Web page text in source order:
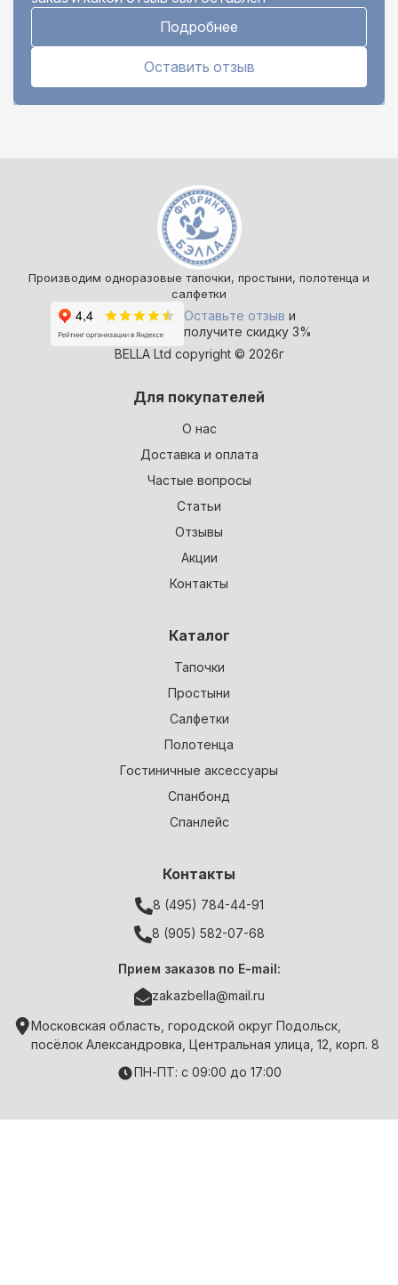
Подробнее
Оставить отзыв
Производим одноразовые тапочки, простыни, полотенца и
салфетки
Оставьте отзыв и
получите скидку 3%
BELLA Ltd copyright © 2026г
Для покупателей
О нас
Доставка и оплата
Частые вопросы
Статьи
Отзывы
Акции
Контакты
Каталог
Тапочки
Простыни
Салфетки
Полотенца
Гостиничные аксессуары
Спанбонд
Спанлейс
Контакты
8 (495) 784-44-91
8 (905) 582-07-68
Прием заказов по E-mail:
zakazbella@mail.ru
Московская область, городской округ Подольск,
посёлок Александровка, Центральная улица, 12, корп. 8
ПН-ПТ: с 09:00 до 17:00